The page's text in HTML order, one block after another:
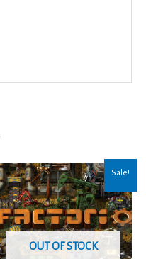
Sale!
OUT OF STOCK